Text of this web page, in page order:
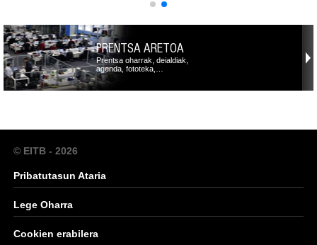
PRENTSA ARETOA
Prentsa oharrak, deialdiak,
agenda, fototeka,…
© EITB - 2026
Pribatutasun Ataria
Lege Oharra
Cookien erabilera